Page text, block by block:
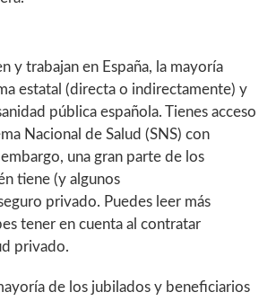
y trabajan en España, la mayoría
estatal (directa o indirectamente) y
pública española. Tienes acceso
Nacional de Salud (SNS) con
una gran parte de los
tiene (y algunos
privado. Puedes leer más
tener en cuenta al contratar
privado.
de los jubilados y beneficiarios